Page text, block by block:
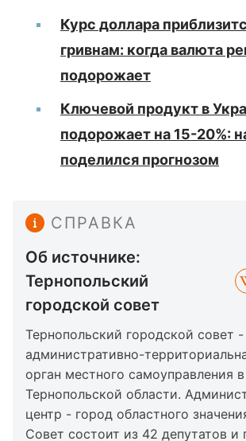
Курс доллара
гривнам: когда валюта
подорожает
Ключевой продукт в
подорожает на 15-20%:
поделился прогнозом
СПРАВКА
Об источнике:
Тернопольский
городской совет
Тернопольский городской совет -
административно-
орган местного самоуправления в
Тернопольской области.
центр - город областного
Совет состоит из 42 депутатов и